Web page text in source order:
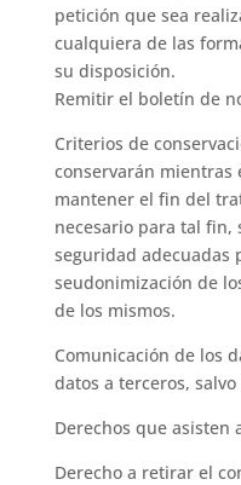
petición que sea
cualquiera de las
su disposición.
Remitir el boletín de
Criterios de
conservarán
mantener el fin del
necesario para tal fin,
seguridad adecuadas
seudonimización de
de los mismos.
Comunicación de los
datos a terceros,
Derechos que asisten
Derecho a retirar el